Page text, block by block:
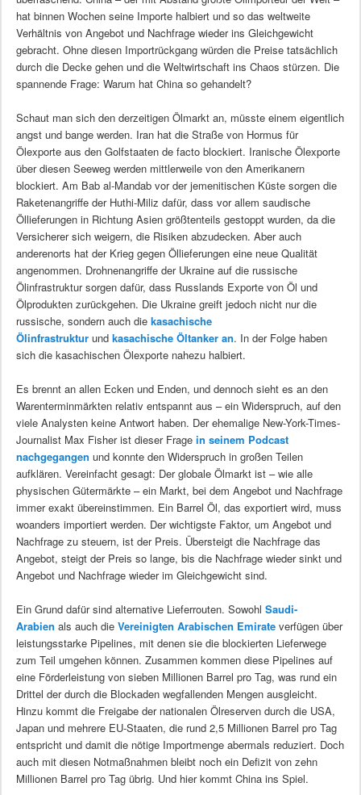
hat binnen Wochen seine Importe halbiert und so das weltweite
Verhältnis von Angebot und Nachfrage wieder ins Gleichgewicht
gebracht. Ohne diesen Importrückgang würden die Preise tatsächlich
durch die Decke gehen und die Weltwirtschaft ins Chaos stürzen. Die
spannende Frage: Warum hat China so gehandelt?
Schaut man sich den derzeitigen Ölmarkt an, müsste einem eigentlich
angst und bange werden. Iran hat die Straße von Hormus für
Ölexporte aus den Golfstaaten de facto blockiert. Iranische Ölexporte
über diesen Seeweg werden mittlerweile von den Amerikanern
blockiert. Am Bab al-Mandab vor der jemenitischen Küste sorgen die
Raketenangriffe der Huthi-Miliz dafür, dass vor allem saudische
Öllieferungen in Richtung Asien größtenteils gestoppt wurden, da die
Versicherer sich weigern, die Risiken abzudecken. Aber auch
anderenorts hat der Krieg gegen Öllieferungen eine neue Qualität
angenommen. Drohnenangriffe der Ukraine auf die russische
Ölinfrastruktur sorgen dafür, dass Russlands Exporte von Öl und
Ölprodukten zurückgehen. Die Ukraine greift jedoch nicht nur die
russische, sondern auch die kasachische
Ölinfrastrukturund kasachische Öltanker an. In der Folge haben
sich die kasachischen Ölexporte nahezu halbiert.
Es brennt an allen Ecken und Enden, und dennoch sieht es an den
Warenterminmärkten relativ entspannt aus – ein Widerspruch, auf den
viele Analysten keine Antwort haben. Der ehemalige New-York-Times-
Journalist Max Fisher ist dieser Frage in seinem Podcast
nachgegangen und konnte den Widerspruch in großen Teilen
aufklären. Vereinfacht gesagt: Der globale Ölmarkt ist – wie alle
physischen Gütermärkte – ein Markt, bei dem Angebot und Nachfrage
immer exakt übereinstimmen. Ein Barrel Öl, das exportiert wird, muss
woanders importiert werden. Der wichtigste Faktor, um Angebot und
Nachfrage zu steuern, ist der Preis. Übersteigt die Nachfrage das
Angebot, steigt der Preis so lange, bis die Nachfrage wieder sinkt und
Angebot und Nachfrage wieder im Gleichgewicht sind.
Ein Grund dafür sind alternative Lieferrouten. Sowohl Saudi-
Arabien als auch die Vereinigten Arabischen Emirateverfügen über
leistungsstarke Pipelines, mit denen sie die blockierten Lieferwege
zum Teil umgehen können. Zusammen kommen diese Pipelines auf
eine Förderleistung von sieben Millionen Barrel pro Tag, was rund ein
Drittel der durch die Blockaden wegfallenden Mengen ausgleicht.
Hinzu kommt die Freigabe der nationalen Ölreserven durch die USA,
Japan und mehrere EU-Staaten, die rund 2,5 Millionen Barrel pro Tag
entspricht und damit die nötige Importmenge abermals reduziert. Doch
auch mit diesen Notmaßnahmen bleibt noch ein Defizit von zehn
Millionen Barrel pro Tag übrig. Und hier kommt China ins Spiel.